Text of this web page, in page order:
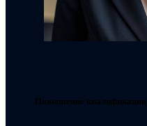
Повышение квалификации